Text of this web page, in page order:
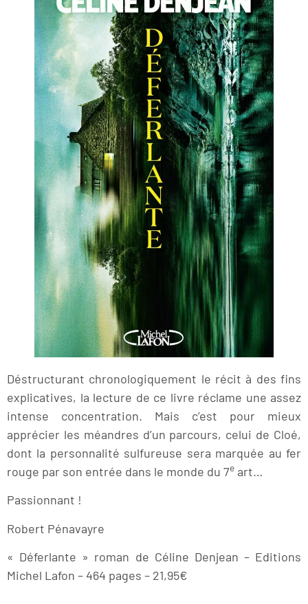
Déstructurant chronologiquement le récit à des fins
explicatives, la lecture de ce livre réclame une assez
intense concentration. Mais c’est pour mieux
apprécier les méandres d’un parcours, celui de Cloé,
dont la personnalité sulfureuse sera marquée au fer
rouge par son entrée dans le monde du 7e art…
Passionnant !
Robert Pénavayre
« Déferlante » roman de Céline Denjean – Editions
Michel Lafon – 464 pages – 21,95€